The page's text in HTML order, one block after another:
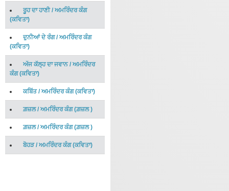
ਰੂਹ ਦਾ ਹਾਣੀ/ ਅਮਰਿੰਦਰ ਕੰਗ
(ਕਵਿਤਾ)
ਦੁਨੀਆਂ ਦੇ ਰੰਗ/ਅਮਰਿੰਦਰ ਕੰਗ
(ਕਵਿਤਾ)
ਅੱਜ ਕੱਲ੍ਹ ਦਾ ਜਵਾਨ/ ਅਮਰਿੰਦਰ
ਕੰਗ(ਕਵਿਤਾ)
ਕਬਿੱਤ/ਅਮਰਿੰਦਰ ਕੰਗ(ਕਵਿਤਾ)
ਗ਼ਜ਼ਲ/ ਅਮਰਿੰਦਰ ਕੰਗ(ਗ਼ਜ਼ਲ)
ਗ਼ਜ਼ਲ/ਅਮਰਿੰਦਰ ਕੰਗ(ਗ਼ਜ਼ਲ)
ਬੋਹੜ/ ਅਮਰਿੰਦਰ ਕੰਗ(ਕਵਿਤਾ)